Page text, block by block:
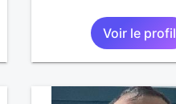
Voir le profil